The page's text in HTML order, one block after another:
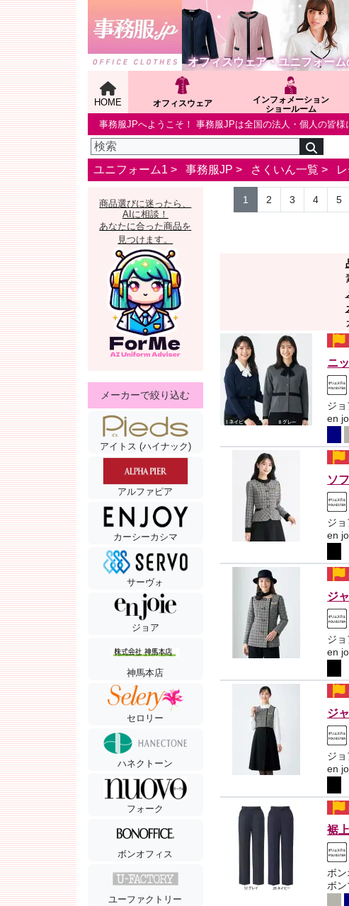
オフィスウェア・ユニフォーム
HOME オフィスウェア
インフォメーション
ショールーム
事務服JPへようこそ！ 事務服JPは全国の法人・個人の皆
ユニフォーム1 > 事務服JP > さくいん一覧 >
商品選びに迷ったら、
AIに相談！
あなたに合った商品を
見つけます。
メーカーで絞り込む
アイトス (ハイナック)
アルファピア
カーシーカシマ
サーヴォ
ジョア
神馬本店
セロリー
ハネクトーン
フォーク
ボンオフィス
ユーファクトリー
1 2 3 4 5
ニ
ジョ
en
ソ
ジョ
en
ジ
ジョ
en
ジ
ジョ
en
裾
ボン
ボ